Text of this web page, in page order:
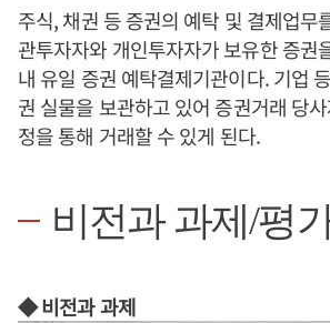
주식, 채권 등 증권의 예탁 및 결제업무
관투자자와 개인투자자가 보유한 증권
내 유일 증권 예탁결제기관이다. 기업
권 실물을 보관하고 있어 증권거래 당
정을 통해 거래할 수 있게 된다.
비전과 과제/평
◆ 비전과 과제